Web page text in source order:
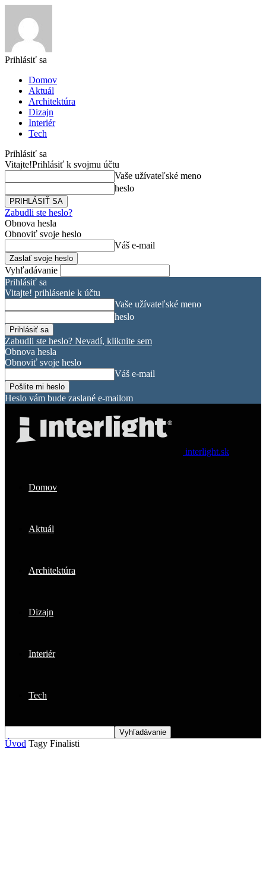
Prihlásiť sa
Domov
Aktuál
Architektúra
Dizajn
Interiér
Tech
Prihlásiť sa
Vitajte!Prihlásiť k svojmu účtu
Vaše užívateľské meno
heslo
Zabudli ste heslo?
Obnova hesla
Obnoviť svoje heslo
Váš e-mail
Vyhľadávanie
Prihlásiť sa
Vitajte! prihlásenie k účtu
Vaše užívateľské meno
heslo
Zabudli ste heslo? Nevadí, kliknite sem
Obnova hesla
Obnoviť svoje heslo
Váš e-mail
Heslo vám bude zaslané e-mailom
interlight.sk
Domov
Aktuál
Architektúra
Dizajn
Interiér
Tech
Úvod Tagy Finalisti